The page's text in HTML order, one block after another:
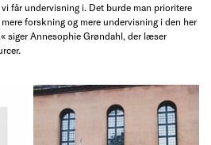
får undervisning i. Det burde man prioritere
mere forskning og mere undervisning i den her
siger Annesophie Grøndahl, der læser